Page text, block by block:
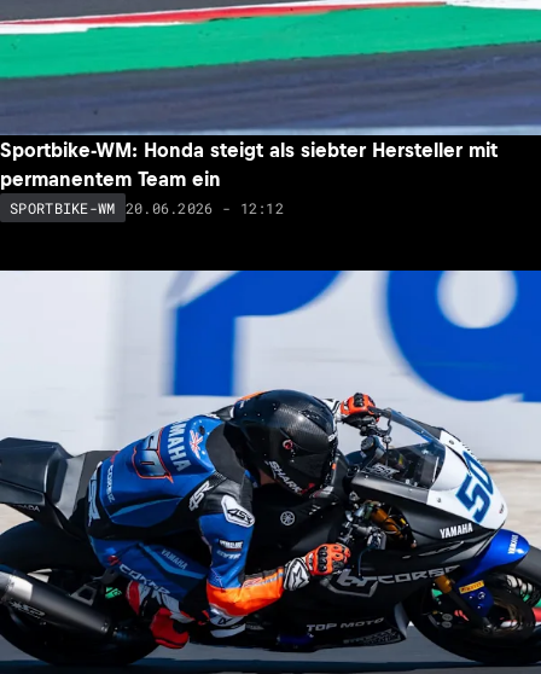
Sportbike-WM: Honda steigt als siebter Hersteller mit
permanentem Team ein
SPORTBIKE-WM 20.06.2026 - 12:12